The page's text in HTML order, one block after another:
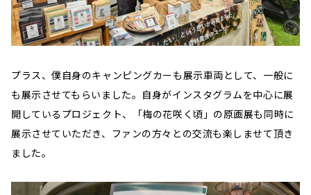
プラス、僕自身のキャンピングカーも展示車両として、一般に
も展示させてもらいました。自身がインスタグラムを中心に展
開しているプロジェクト、「梅の花咲く頃」の原画展も同時に
展示させていただき、ファンの方々との交流も楽しませて頂き
ました。